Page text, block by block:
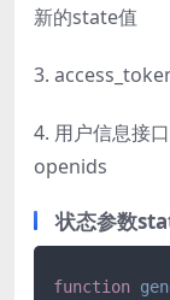
新的state值
3.
4. 用户信息接
openids
状态参数
function